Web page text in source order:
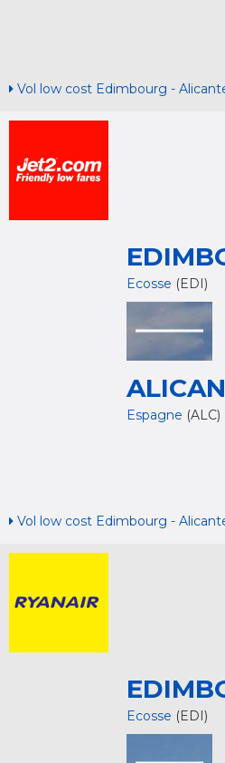
Vol low cost Edimbourg -
Ecosse (EDI)
Espagne (ALC)
Vol low cost Edimbourg -
Ecosse (EDI)